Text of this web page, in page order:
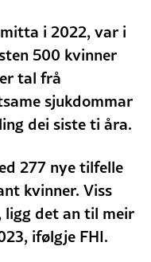
i 2022, var i
500 kvinner
tal frå
sjukdommar
dei siste ti åra.
277 nye tilfelle
kvinner. Viss
ligg det an til meir
ifølgje FHI.